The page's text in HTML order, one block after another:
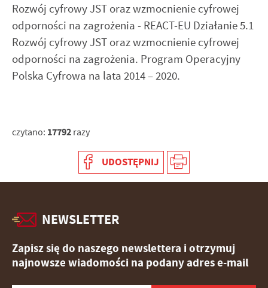
Rozwój cyfrowy JST oraz wzmocnienie cyfrowej
odporności na zagrożenia - REACT-EU Działanie 5.1
Rozwój cyfrowy JST oraz wzmocnienie cyfrowej
odporności na zagrożenia. Program Operacyjny
Polska Cyfrowa na lata 2014 – 2020.
czytano: 17792 razy
UDOSTĘPNIJ
NEWSLETTER
Zapisz się do naszego newslettera i otrzymuj
najnowsze wiadomości na podany adres e-mail